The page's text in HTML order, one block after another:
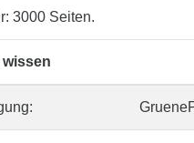
3000 Seiten.
wissen